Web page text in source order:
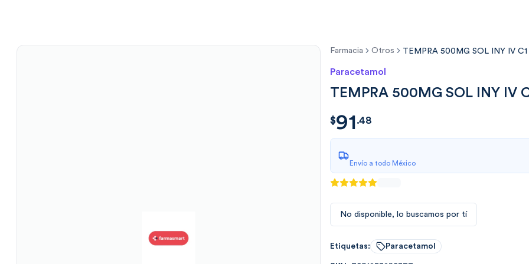
Farmacia Otros TEMPRA 500MG SOL INY IV C1
Paracetamol
TEMPRA 500MG SOL INY IV
$91.484667
$91.48
Envío a todo México
No disponible, lo buscamos por tí
Etiquetas: Paracetamol